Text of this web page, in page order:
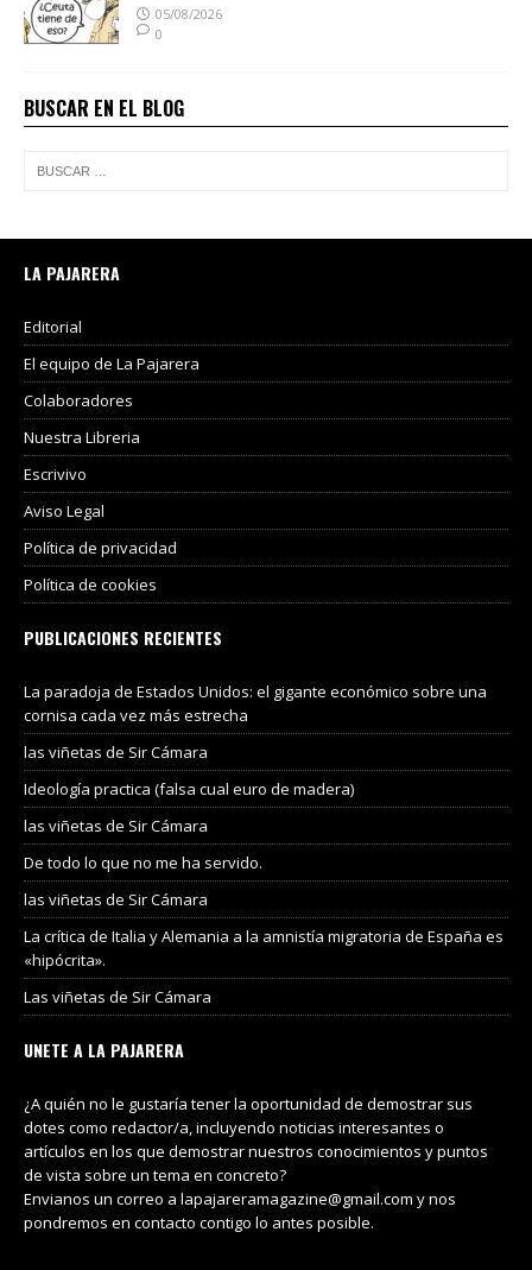
05/08/2026
0
BUSCAR EN EL BLOG
LA PAJARERA
Editorial
El equipo de La Pajarera
Colaboradores
Nuestra Libreria
Escrivivo
Aviso Legal
Política de privacidad
Política de cookies
PUBLICACIONES RECIENTES
La paradoja de Estados Unidos: el gigante económico sobre una
cornisa cada vez más estrecha
las viñetas de Sir Cámara
Ideología practica (falsa cual euro de madera)
las viñetas de Sir Cámara
De todo lo que no me ha servido.
las viñetas de Sir Cámara
La crítica de Italia y Alemania a la amnistía migratoria de España es
«hipócrita».
Las viñetas de Sir Cámara
UNETE A LA PAJARERA
¿A quién no le gustaría tener la oportunidad de demostrar sus
dotes como redactor/a, incluyendo noticias interesantes o
artículos en los que demostrar nuestros conocimientos y puntos
de vista sobre un tema en concreto?
Envianos un correo a lapajareramagazine@gmail.com y nos
pondremos en contacto contigo lo antes posible.